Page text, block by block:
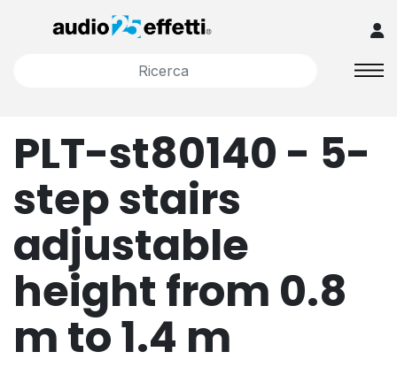
PLT-st80140 - 5-
step stairs
adjustable
height from 0.8
m to 1.4 m